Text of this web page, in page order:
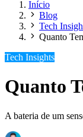
Início
Blog
Tech
Quanto
Tech Insights
Quanto
A bateria de um